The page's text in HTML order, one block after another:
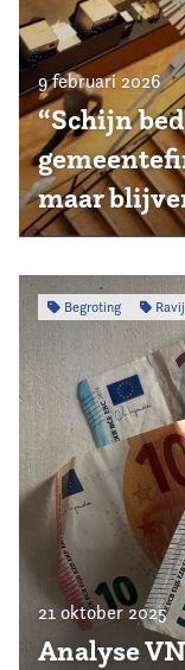
9 februari 2026
“Schijn
maar
Begroting
21 oktober 2025
Analyse